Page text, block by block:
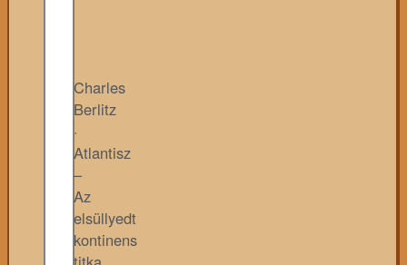
Charles
Berlitz
·
Atlantisz
–
Az
elsüllyedt
kontinens